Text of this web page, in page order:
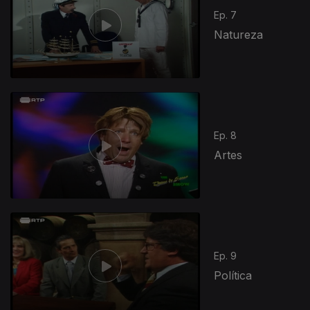
Ep. 7
Natureza
Ep. 8
Artes
Ep. 9
Política